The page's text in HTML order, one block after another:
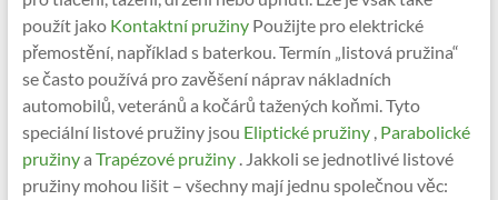
použít jakoKontaktní pružinyPoužijte pro elektrické
přemostění, například s baterkou. Termín „listová pružina“
se často používá pro zavěšení náprav nákladních
automobilů, veteránů a kočárů tažených koňmi. Tyto
speciální listové pružiny jsou Eliptické pružiny,Parabolické
pružinya Trapézové pružiny. Jakkoli se jednotlivé listové
pružiny mohou lišit – všechny mají jednu společnou věc: